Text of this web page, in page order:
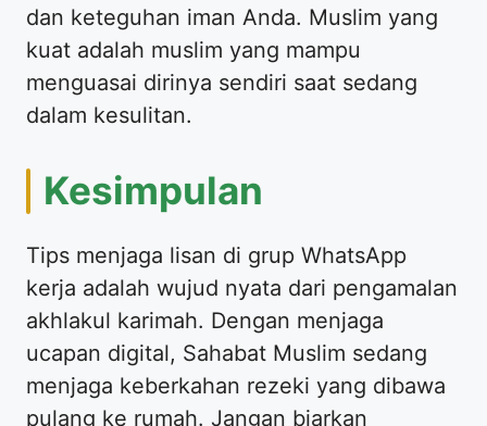
dan keteguhan iman Anda. Muslim yang
kuat adalah muslim yang mampu
menguasai dirinya sendiri saat sedang
dalam kesulitan.
Kesimpulan
Tips menjaga lisan di grup WhatsApp
kerja adalah wujud nyata dari pengamalan
akhlakul karimah. Dengan menjaga
ucapan digital, Sahabat Muslim sedang
menjaga keberkahan rezeki yang dibawa
pulang ke rumah. Jangan biarkan